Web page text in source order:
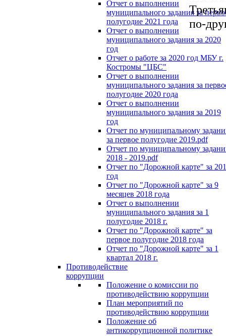
Отчет о выполнении
муниципального задания за
полугодие 2021 года
Отчет о выполнении
муниципального задания за 2020
год
Отчет о работе за 2020 год МБУ г.
Костромы "ЦБС"
Отчет о выполнении
муниципального задания за
полугодие 2020 года
Отчет о выполнении
муниципального задания за 2019
год
Отчет по муниципальному
за первое полугодие 2019.pdf
Отчет по муниципальному
2018 - 2019.pdf
Отчет по "Дорожной карте" за
год
Отчет по "Дорожной карте" за 9
месяцев 2018 года
Отчет о выполнении
муниципального задания за 1
полугодие 2018 г.
Отчет по "Дорожной карте" за
первое полугодие 2018 года
Отчет по "Дорожной карте" за 1
квартал 2018 г.
Противодействие
коррупции
Положение о комиссии по
противодействию коррупции
План мероприятий по
противодействию коррупции
Положение об
антикоррупционной политике
по-